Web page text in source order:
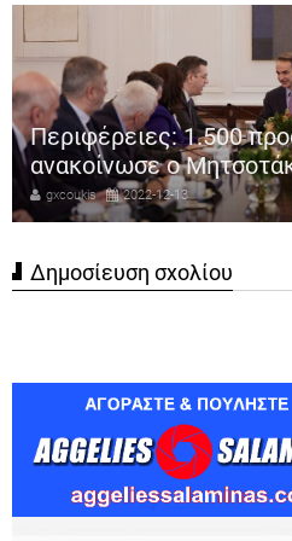
Περιφέρειες: 1.500
ανακοίνωσε ο
gxcoukis 2022-12-13
Δημοσίευση σχολίου